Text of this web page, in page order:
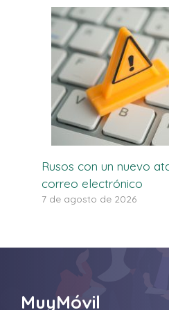
Rusos con un nuevo
correo electrónico
7 de agosto de 2026
MuyMóvil